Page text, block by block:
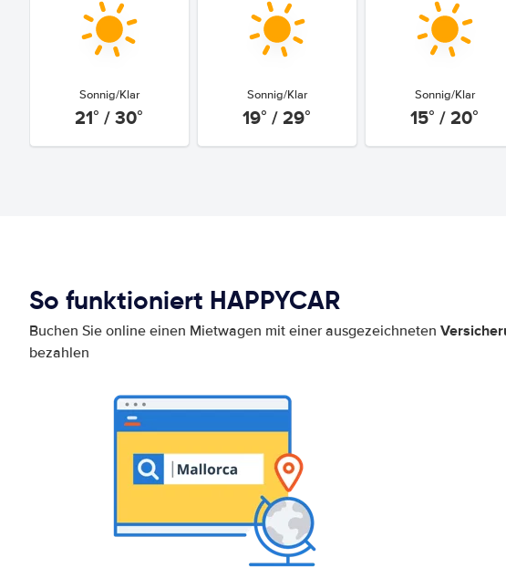
Sonnig/Klar
21° / 30°
Sonnig/Klar
19° / 29°
Sonnig/Klar
15° / 20°
So funktioniert HAPPYCAR
Buchen Sie online einen Mietwagen mit einer ausgezeichneten
bezahlen